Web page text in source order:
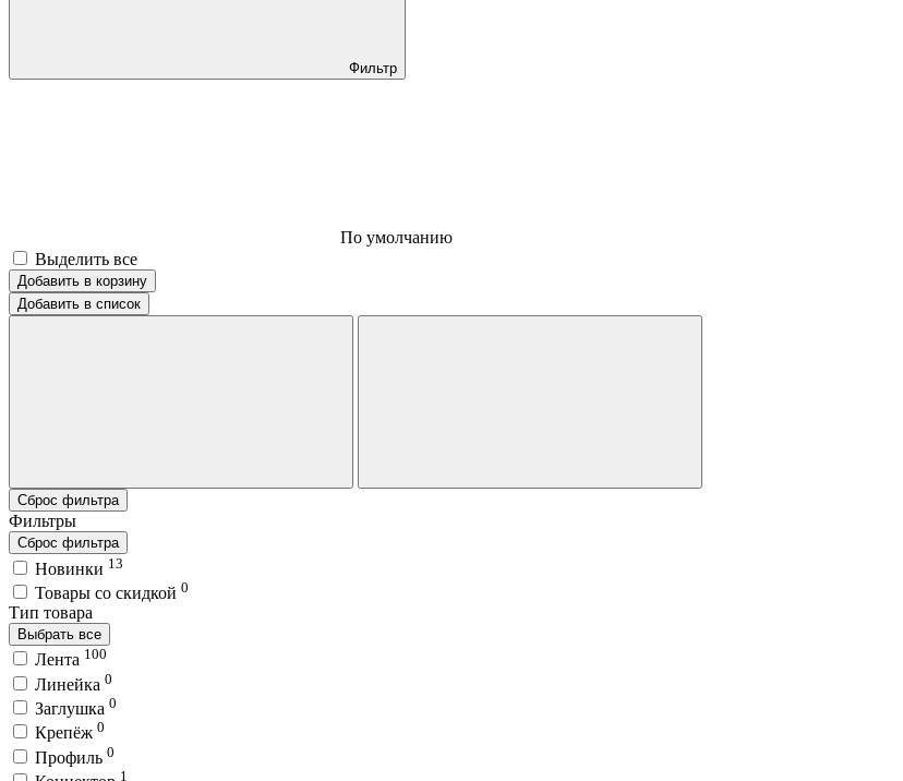
Фильтр
По умолчанию
Выделить все
Добавить в корзину
Добавить в список
Сброс фильтра
Фильтры
Сброс фильтра
Новинки 13
Товары со скидкой 0
Тип товара
Выбрать все
Лента 100
Линейка 0
Заглушка 0
Крепёж 0
Профиль 0
1